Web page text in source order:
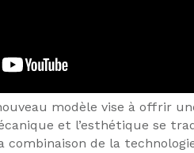
modèle vise à offrir
et l’esthétique se
de la